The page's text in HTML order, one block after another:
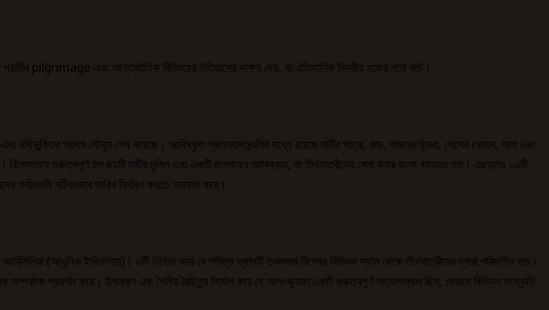
pilgrimage এবং আন্তর্জাতিক বিনিময়ের ইতিহাসের সাক্ষ্য দেয়, যা ঐতিহাসিক মিসরীয় হজের পথে ঘটে।
নথিভুক্তির প্রথম মৌসুম শেষ করেছে। আবিষ্কৃত প্রত্নবস্তুগুলির মধ্যে রয়েছে মাটির পাত্র, কাচ, পাথরের টুকরা, শেলের খোলস, মালা এবং
বিশেষভাবে গুরুত্বপূর্ণ হল ছয়টি মাটির চুল্লি এবং একটি জলপথের আবিষ্কার, যা তীর্থযাত্রীদের সেবা করার জন্য ব্যবহৃত হত। এছাড়াও ১৩টি
সঠিকভাবে তারিখ নির্ধারণ করতে সহায়তা করে।
(আধুনিক ইথিওপিয়া)। এটি নিশ্চিত করে যে পবিত্র স্থানটি তখনকার বিশ্বের বিভিন্ন স্থান থেকে তীর্থযাত্রীদের দ্বারা পরিদর্শিত হত।
সম্পর্ককে প্রদর্শন করে। উপকরণ এবং শৈলীর বৈচিত্র্য নির্দেশ করে যে আল-জুহফা একটি গুরুত্বপূর্ণ সংযোগস্থল ছিল, যেখানে বিভিন্ন সংস্কৃতি